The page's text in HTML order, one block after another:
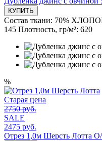
КУПИТЬ
Состав ткани: 70%
145 Плотность, гр/м²: 620
%
Старая цена
2750 руб.
SALE
2475 руб.
Отрез 1,0м Шерсть Лотта